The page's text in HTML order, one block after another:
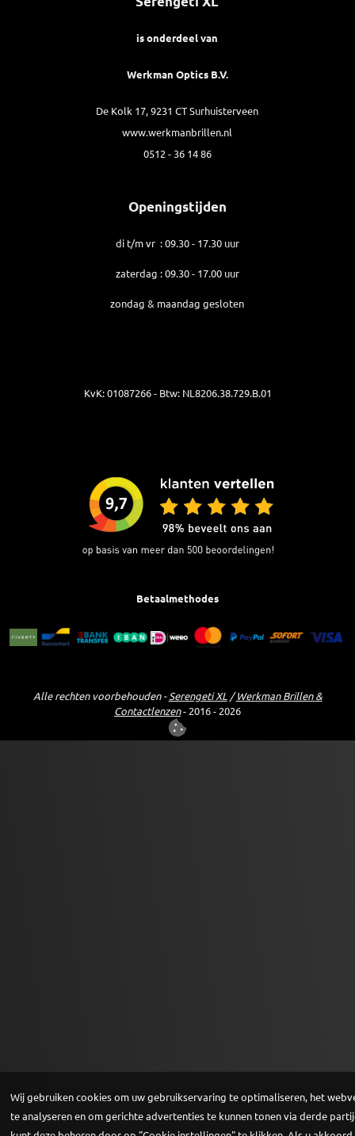
is onderdeel van
Werkman Optics B.V.
De Kolk 17, 9231 CT Surhuisterveen
www.werkmanbrillen.nl
0512 - 36 14 86
Openingstijden
di t/m vr : 09.30 - 17.30 uur
zaterdag : 09.30 - 17.00 uur
zondag & maandag gesloten
KvK: 01087266 - Btw: NL8206.38.729.B.01
Betaalmethodes
Alle rechten voorbehouden -Serengeti XL /Werkman Brillen &
Contactlenzen- 2016 - 2026
Wij gebruiken cookies om uw gebruikservaring te optimaliseren, het
te analyseren en om gerichte advertenties te kunnen tonen via derde